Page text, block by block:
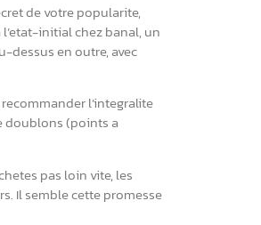
de votre popularite,
initial chez banal, un
dessus en outre, avec
l’integralite
doublons (points a
pas loin vite, les
Il semble cette promesse